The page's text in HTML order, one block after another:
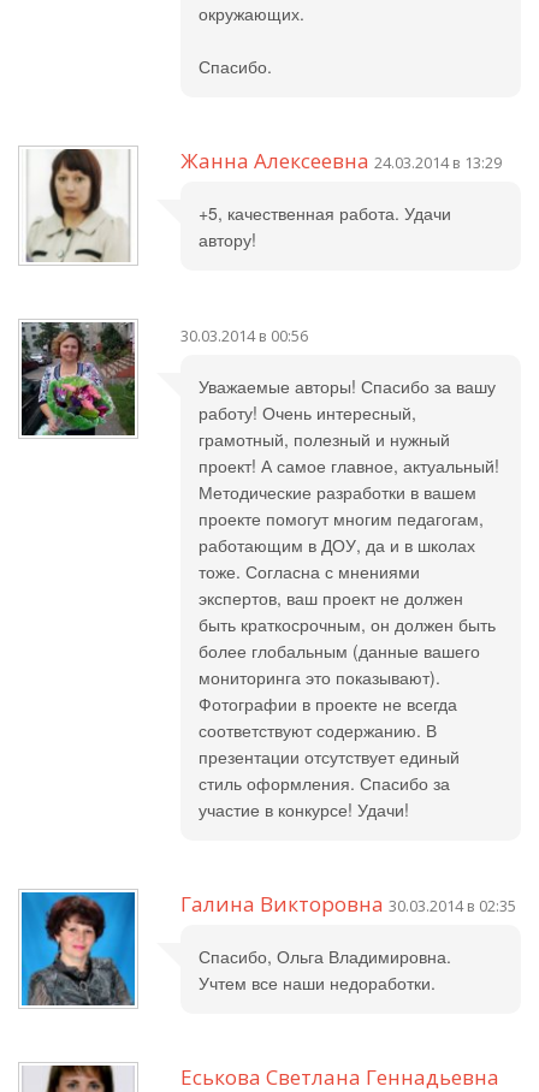
окружающих.
Спасибо.
Жанна Алексеевна 24.03.2014 в 13:29
+5, качественная работа. Удачи
автору!
30.03.2014 в 00:56
Уважаемые авторы! Спасибо за вашу
работу! Очень интересный,
грамотный, полезный и нужный
проект! А самое главное, актуальный!
Методические разработки в вашем
проекте помогут многим педагогам,
работающим в ДОУ, да и в школах
тоже. Согласна с мнениями
экспертов, ваш проект не должен
быть краткосрочным, он должен быть
более глобальным (данные вашего
мониторинга это показывают).
Фотографии в проекте не всегда
соответствуют содержанию. В
презентации отсутствует единый
стиль оформления. Спасибо за
участие в конкурсе! Удачи!
Галина Викторовна 30.03.2014 в 02:35
Спасибо, Ольга Владимировна.
Учтем все наши недоработки.
Еськова Светлана Геннадьевна